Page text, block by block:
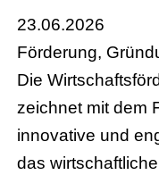
23.06.2026
Förderung,
Die
zeichnet mit dem
innovative und
das